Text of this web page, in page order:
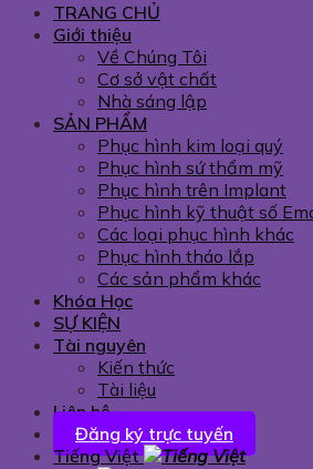
TRANG CHỦ
Giới thiệu
Về Chúng Tôi
Cơ sở vật chất
Nhà sáng lập
SẢN PHẨM
Phục hình kim loại quý
Phục hình sứ thẩm mỹ
Phục hình trên Implant
Phục hình kỹ thuật số
Các loại phục hình khác
Phục hình tháo lắp
Các sản phẩm khác
Khóa Học
SỰ KIỆN
Tài nguyên
Kiến thức
Tài liệu
Liên hệ
Đăng ký trực tuyến
Tiếng Việt